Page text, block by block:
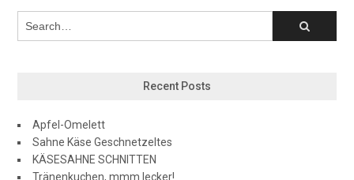
Recent Posts
Apfel-Omelett
Sahne Käse Geschnetzeltes
KÄSESAHNE SCHNITTEN
Tränenkuchen, mmm lecker!